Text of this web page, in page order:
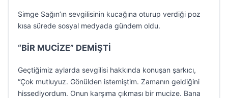
Simge Sağın’ın sevgilisinin kucağına oturup verdiği poz
kısa sürede sosyal medyada gündem oldu.
“BİR MUCİZE” DEMİŞTİ
Geçtiğimiz aylarda sevgilisi hakkında konuşan şarkıcı,
“Çok mutluyuz. Gönülden istemiştim. Zamanın geldiğini
hissediyordum. Onun karşıma çıkması bir mucize. Bana